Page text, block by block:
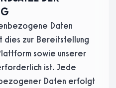
Daten
dies zur Bereitstellung
sowie unserer
ist. Jede
Daten erfolgt